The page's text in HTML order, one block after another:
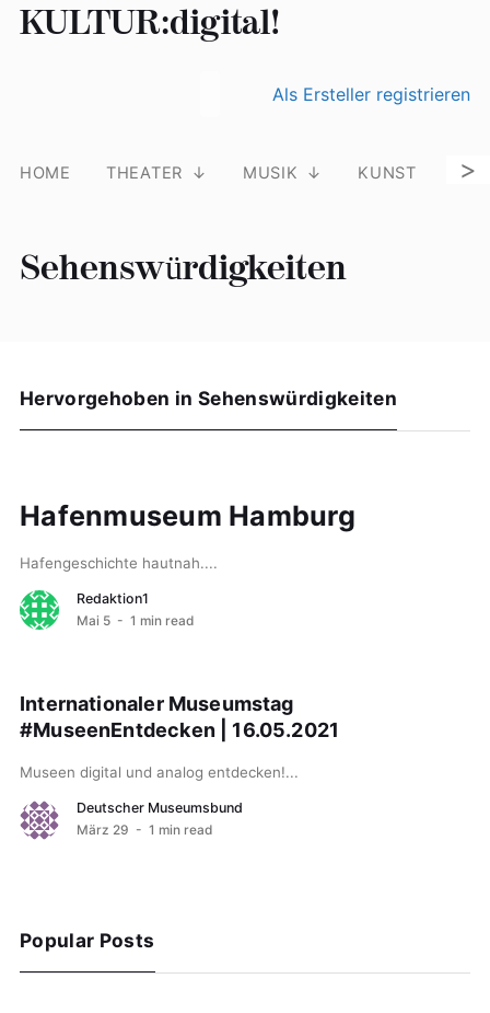
KULTUR:digital!
Als Ersteller registrieren
>
HOME THEATER MUSIK KUNST
Sehenswürdigkeiten
Hervorgehoben in Sehenswürdigkeiten
Hafenmuseum Hamburg
Hafengeschichte hautnah....
Redaktion1
Mai 5 - 1 min read
Internationaler Museumstag
#MuseenEntdecken | 16.05.2021
Museen digital und analog entdecken!...
Deutscher Museumsbund
März 29 - 1 min read
Popular Posts